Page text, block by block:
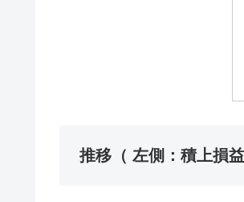
推移（ 左側：積上損